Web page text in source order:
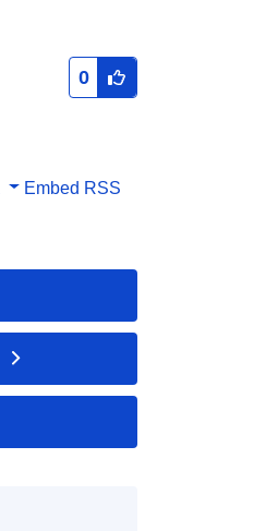
0
Embed RSS